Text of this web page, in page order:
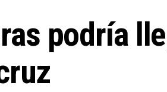
podría